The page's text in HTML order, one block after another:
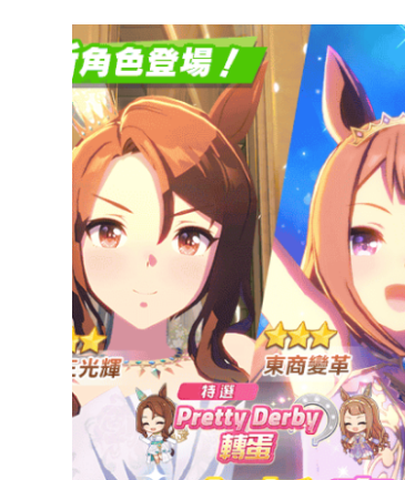
達
人
推
薦
科
技
自
媒
體。